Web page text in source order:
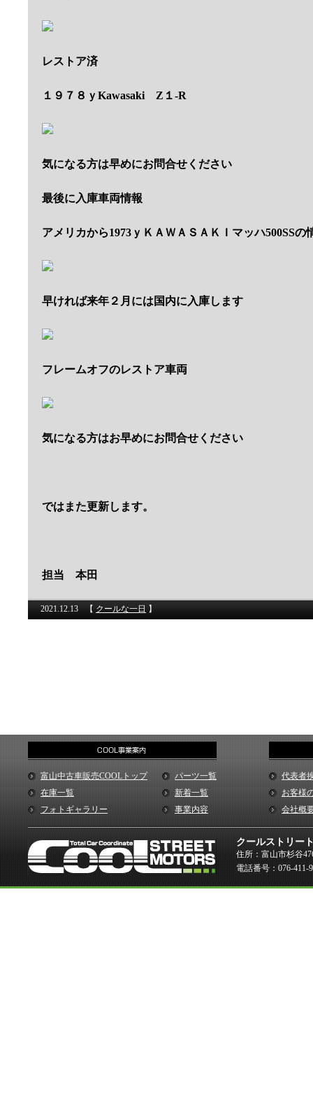
レストア済
１９７８ｙKawasaki Z１-R
気になる方は早めにお問合せください
最後に入庫車両情報
アメリカから1973ｙＫＡＷＡＳＡＫＩマッハ500SSの
早ければ来年２月には国内に入庫します
フレームオフのレストア車両
気になる方はお早めにお問合せください
ではまた更新します。
担当 本田
2021.12.13 【 クールな一日 】
富山中古車販売COOLトップ
パーツ一覧
在庫一覧
新着一覧
フォトギャラリー
事業内容
代表者
お客様
会社概
クールストリー
住所：富山市杉谷
電話番号：076-